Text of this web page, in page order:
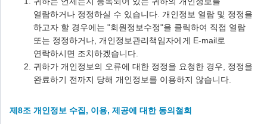
열람하거나 정정하실 수 있습니다. 개인정보 열람 및 정정을
하고자 할 경우에는 "회원정보수정"을 클릭하여 직접 열람
또는 정정하거나, 개인정보관리책임자에게 E-mail로
연락하시면 조치하겠습니다.
귀하가 개인정보의 오류에 대한 정정을 요청한 경우, 정정을
완료하기 전까지 당해 개인정보를 이용하지 않습니다.
제8조 개인정보 수집, 이용, 제공에 대한 동의철회